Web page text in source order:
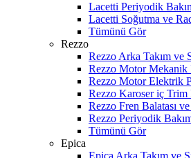
Lacetti Periyodik
Lacetti Soğutma ve
Tümünü Gör
Rezzo
Rezzo Arka Takım ve
Rezzo Motor Mekanik
Rezzo Motor Elektrik
Rezzo Karoser iç Trim
Rezzo Fren Balatası
Rezzo Periyodik
Tümünü Gör
Epica
Epica Arka Takım ve